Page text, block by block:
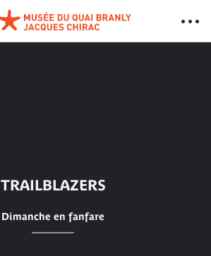
TRAILBLAZERS
Dimanche en fanfare